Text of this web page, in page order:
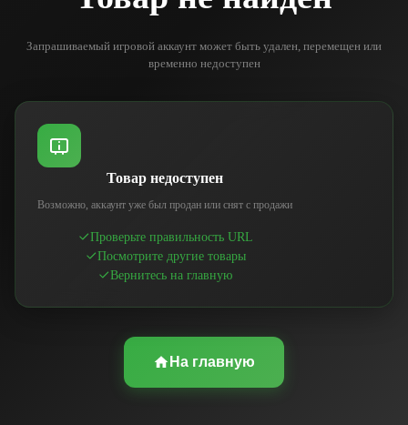
Запрашиваемый игровой аккаунт может быть удален, перемещен или
временно недоступен
Товар недоступен
Возможно, аккаунт уже был продан или снят с продажи
Проверьте правильность URL
Посмотрите другие товары
Вернитесь на главную
На главную